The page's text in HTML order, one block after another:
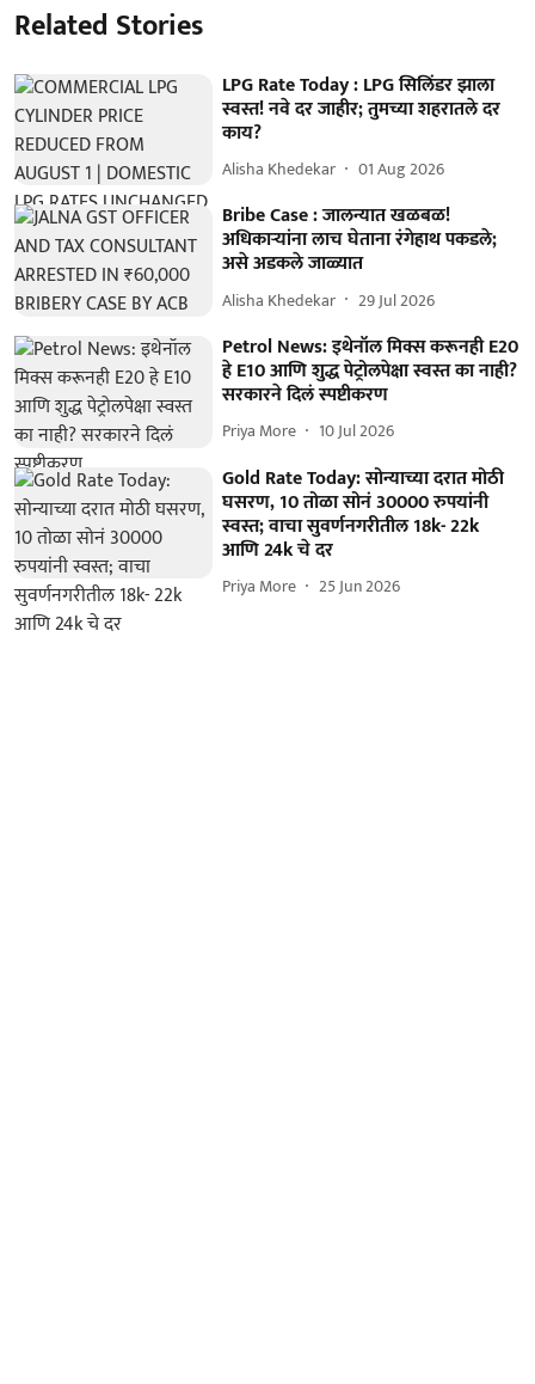
Related Stories
LPG Rate Today : LPG सिलिंडर झाला
स्वस्त! नवे दर जाहीर; तुमच्या शहरातले दर
काय?
Alisha Khedekar 01 Aug 2026
Bribe Case : जालन्यात खळबळ!
अधिकाऱ्यांना लाच घेताना रंगेहाथ पकडले;
असे अडकले जाळ्यात
Alisha Khedekar 29 Jul 2026
Petrol News: इथेनॉल मिक्स करूनही E20
हे E10 आणि शुद्ध पेट्रोलपेक्षा स्वस्त का नाही?
सरकारने दिलं स्पष्टीकरण
Priya More 10 Jul 2026
Gold Rate Today: सोन्याच्या दरात मोठी
घसरण, 10 तोळा सोनं 30000 रुपयांनी
स्वस्त; वाचा सुवर्णनगरीतील 18k- 22k
आणि 24k चे दर
Priya More 25 Jun 2026